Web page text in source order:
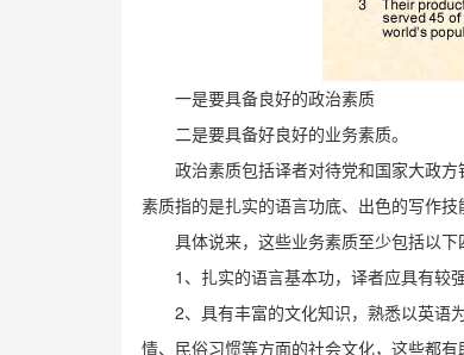
一是要具备良好的政治素质
二是要具备好良好的业务素质。
政治素质包括译者对待党和国家大政
素质指的是扎实的语言功底、出色的写作
具体说来，这些业务素质至少包括以下
1 、扎实的语言基本功，译者应具有较
2、具有丰富的文化知识，熟悉以英语
情、民俗习惯等方面的社会文化，这些都